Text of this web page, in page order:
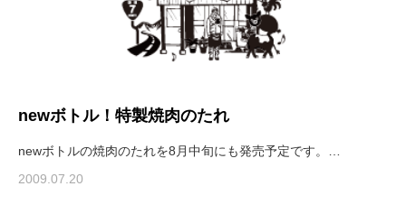
newボトル！特製焼肉のたれ
newボトルの焼肉のたれを8月中旬にも発売予定です。…
2009.07.20